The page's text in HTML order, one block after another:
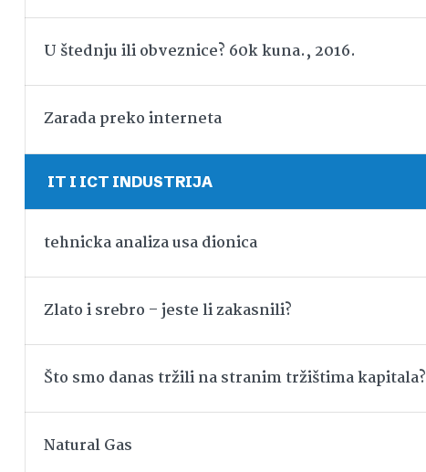
U štednju ili obveznice? 60k kuna., 2016.
Zarada preko interneta
IT I ICT INDUSTRIJA
tehnicka analiza usa dionica
Zlato i srebro – jeste li zakasnili?
Što smo danas tržili na stranim tržištima kapitala?
Natural Gas